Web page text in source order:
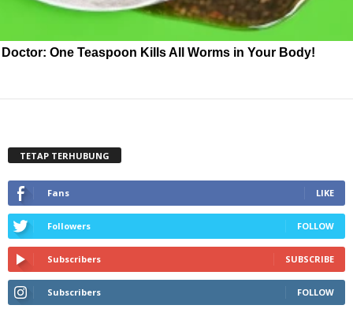
Doctor: One Teaspoon Kills All Worms in Your Body!
TETAP TERHUBUNG
Fans LIKE
Followers FOLLOW
Subscribers SUBSCRIBE
Subscribers FOLLOW